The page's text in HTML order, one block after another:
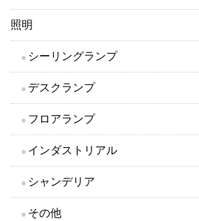
照明
シーリングランプ
デスクランプ
フロアランプ
インダストリアル
シャンデリア
その他